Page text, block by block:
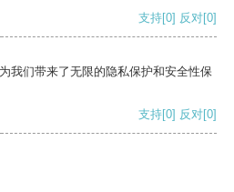
支持[0] 反对[0]
我们带来了无限的隐私保护和安全性保
支持[0] 反对[0]